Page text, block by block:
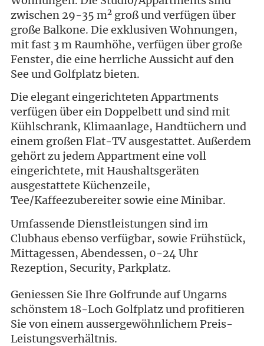
zwischen 29-35 m2 groß und verfügen über
große Balkone. Die exklusiven Wohnungen,
mit fast 3 m Raumhöhe, verfügen über große
Fenster, die eine herrliche Aussicht auf den
See und Golfplatz bieten.
Die elegant eingerichteten Appartments
verfügen über ein Doppelbett und sind mit
Kühlschrank, Klimaanlage, Handtüchern und
einem großen Flat-TV ausgestattet. Außerdem
gehört zu jedem Appartment eine voll
eingerichtete, mit Haushaltsgeräten
ausgestattete Küchenzeile,
Tee/Kaffeezubereiter sowie eine Minibar.
Umfassende Dienstleistungen sind im
Clubhaus ebenso verfügbar, sowie Frühstück,
Mittagessen, Abendessen, 0-24 Uhr
Rezeption, Security, Parkplatz.
Geniessen Sie Ihre Golfrunde auf Ungarns
schönstem 18-Loch Golfplatz und profitieren
Sie von einem aussergewöhnlichem Preis-
Leistungsverhältnis.